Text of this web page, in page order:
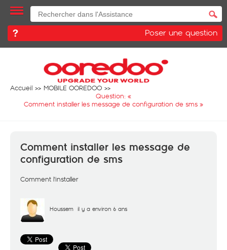
Poser une question
Accueil
MOBILE OOREDOO
Question: «
Comment installer les message de configuration de sms »
Comment installer les message de
configuration de sms
Comment l'installer
Houssem il y a environ 6 ans